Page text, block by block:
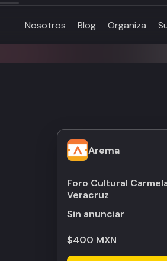
Nosotros Blog Organiza
Arema
Foro Cultural
Veracruz
Sin anunciar
$400 MXN